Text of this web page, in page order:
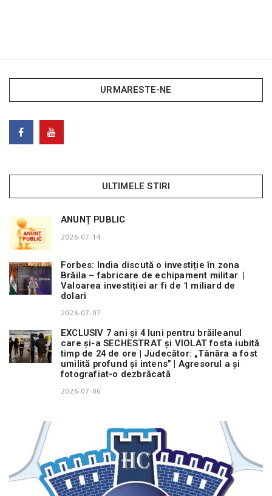
URMARESTE-NE
ULTIMELE STIRI
ANUNȚ PUBLIC
2026-07-14
Forbes: India discută o investiție în zona
Brăila – fabricare de echipament militar |
Valoarea investiției ar fi de 1 miliard de
dolari
2026-07-07
EXCLUSIV 7 ani și 4 luni pentru brăileanul
care și-a SECHESTRAT și VIOLAT fosta iubită
timp de 24 de ore | Judecător: „Tânăra a fost
umilită profund și intens” | Agresorul a și
fotografiat-o dezbrăcată
2026-07-06